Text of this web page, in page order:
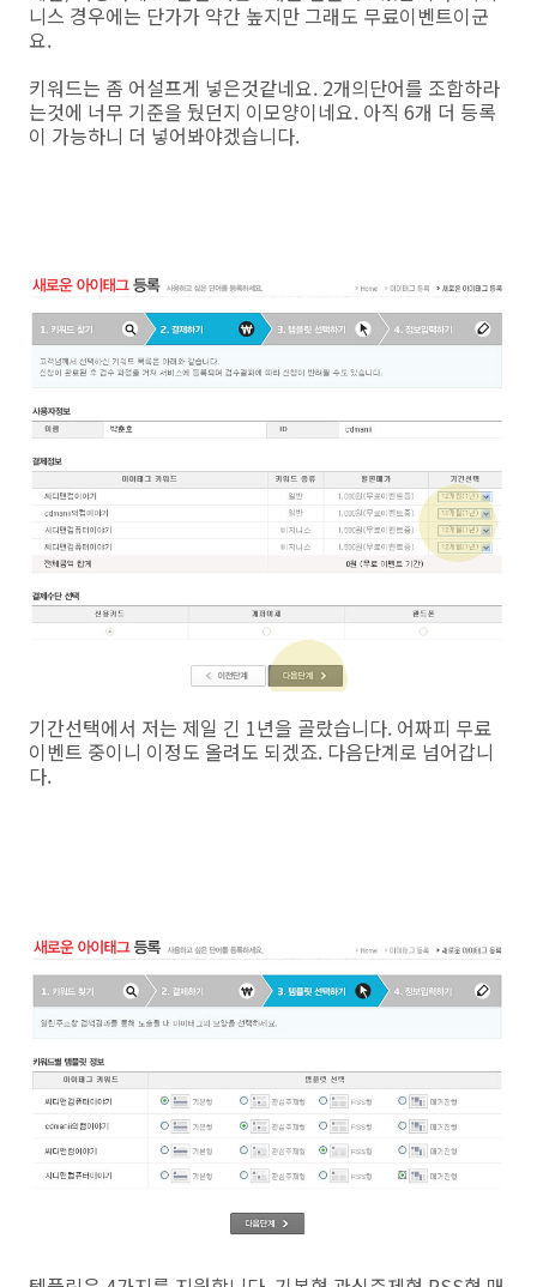
니스 경우에는 단가가 약간 높지만 그래도 무료이벤트이군
요.
키워드는 좀 어설프게 넣은것같네요. 2개의단어를 조합하라
는것에 너무 기준을 뒀던지 이모양이네요. 아직 6개 더 등록
이 가능하니 더 넣어봐야겠습니다.
기간선택에서 저는 제일 긴 1년을 골랐습니다. 어짜피 무료
이벤트 중이니 이정도 올려도 되겠죠. 다음단계로 넘어갑니
다.